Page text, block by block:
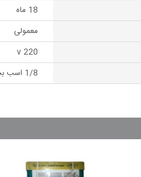
18 ماه
معمولی
220 v
1/8 اسب بخار